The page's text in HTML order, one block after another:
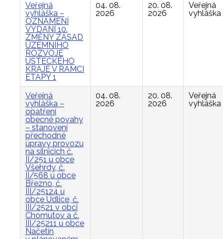
Veřejná
vyhláška –
OZNÁMENÍ
VYDÁNÍ 10.
ZMĚNY ZÁSAD
ÚZEMNÍHO
ROZVOJE
ÚSTECKÉHO
KRAJE V RÁMCI
ETAPY 1
04. 08.
2026
20. 08.
2026
Veřejná
vyhláška
Veřejná
vyhláška –
opatření
obecné povahy
– stanovení
přechodné
úpravy provozu
na silnicích č.
II/251 u obce
Všehrdy, č.
II/568 u obce
Březno, č.
III/25124 u
obce Údlice, č.
III/2521 v obci
Chomutov a č.
III/25211 u obce
Načetín
04. 08.
2026
20. 08.
2026
Veřejná
vyhláška